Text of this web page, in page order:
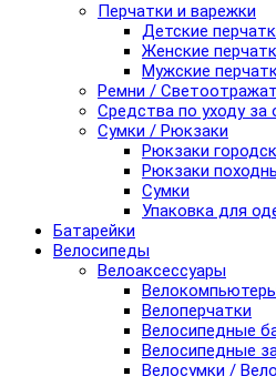
Перчатки и варежки
Детские
Женские
Мужские
Ремни /
Средства по уходу за
Сумки / Рюкзаки
Рюкзаки
Рюкзаки
Сумки
Упаковка для
Батарейки
Велосипеды
Велоаксессуары
Велоперчатки
Велосипедные
Велосипедные
Велосумки /